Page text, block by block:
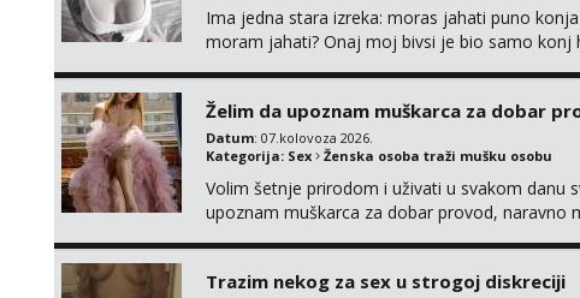
Ima jedna stara izreka: moras jahati puno
moram jahati? Onaj moj bivsi je bio samo konj
Želim da upoznam muškarca za dobar
Datum: 07.kolovoza 2026.
Kategorija: Sex Ženska osoba traži mušku osobu
Volim šetnje prirodom i uživati u svakom danu
upoznam muškarca za dobar provod, naravno
Trazim nekog za sex u strogoj diskreciji